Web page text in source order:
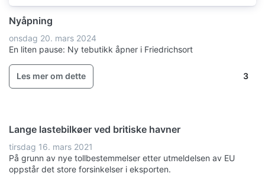
Nyåpning
onsdag 20. mars 2024
En liten pause: Ny tebutikk åpner i Friedrichsort
Les mer om dette
Antall kommentarer: 3
3
Lange lastebilkøer ved britiske havner
tirsdag 16. mars 2021
På grunn av nye tollbestemmelser etter utmeldelsen av EU
oppstår det store forsinkelser i eksporten.